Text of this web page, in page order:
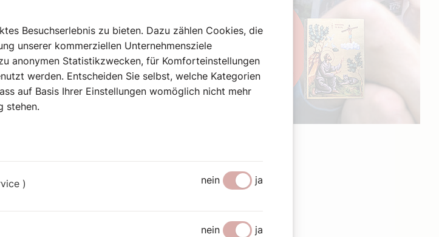
erlischt, verliert
Wasser, der
liegen am
Der Herr spricht:
mehr! Siehe,
Weg an durch
Schakale und
Volk, mein
Besuchserlebnis zu bieten. Dazu zählen Cookies, die
unserer kommerziellen Unternehmensziele
anonymen Statistikzwecken, für Komforteinstellungen
werden. Entscheiden Sie selbst, welche Kategorien
auf Basis Ihrer Einstellungen womöglich nicht mehr
stehen.
) nein ja
nein
ja